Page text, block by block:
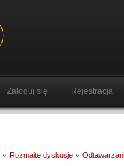
Zaloguj się Rejestracja
» Rozmaite dyskusje»